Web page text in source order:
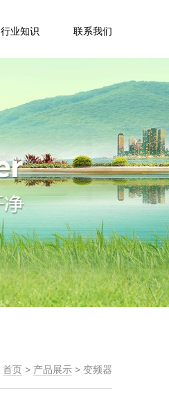
行业知识 联系我们
首页 > 产品展示 > 变频器